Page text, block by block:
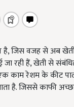
है, जिस वजह से अब
रही हैं, खेती से
काम रेशम के कीट
है. जिससे काफी